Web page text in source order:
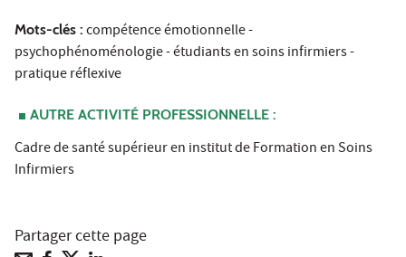
Mots-clés : compétence émotionnelle -
psychophénoménologie - étudiants en soins infirmiers -
pratique réflexive
AUTRE ACTIVITÉ PROFESSIONNELLE :
Cadre de santé supérieur en institut de Formation en Soins
Infirmiers
Partager cette page